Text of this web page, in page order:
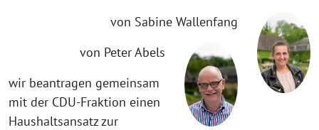
von Sabine Wallenfang
von Peter Abels
wir beantragen gemeinsam
mit der CDU-Fraktion einen
Haushaltsansatz zur